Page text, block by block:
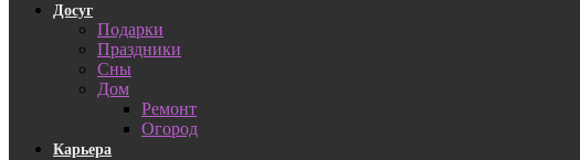
Досуг
Подарки
Праздники
Сны
Дом
Ремонт
Огород
Карьера